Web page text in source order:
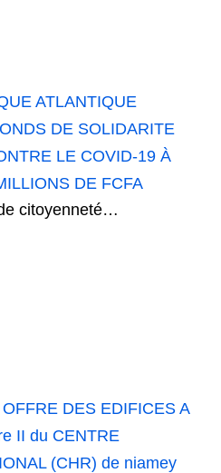
ATLANTIQUE
DE SOLIDARITE
LE COVID-19 À
DE FCFA
citoyenneté…
DES EDIFICES A
II du CENTRE
(CHR) de niamey